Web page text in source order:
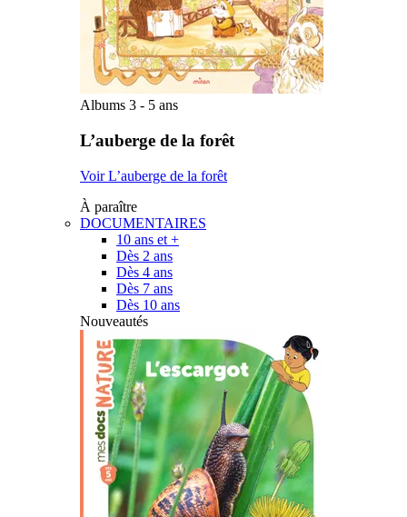
Albums 3 - 5 ans
L’auberge de la forêt
Voir L’auberge de la forêt
À paraître
DOCUMENTAIRES
10 ans et +
Dès 2 ans
Dès 4 ans
Dès 7 ans
Dès 10 ans
Nouveautés